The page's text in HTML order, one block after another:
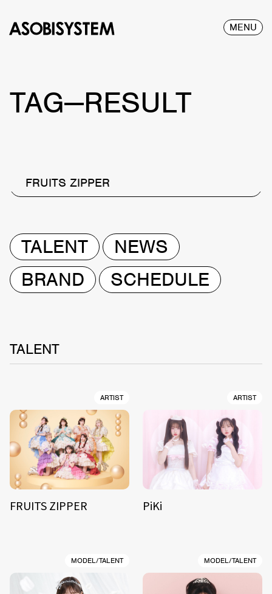
MENU
TAG—RESULT
FRUITS ZIPPER
TALENT
NEWS
BRAND
SCHEDULE
TALENT
ARTIST
FRUITS ZIPPER
ARTIST
PiKi
MODEL/TALENT MODEL/TALENT